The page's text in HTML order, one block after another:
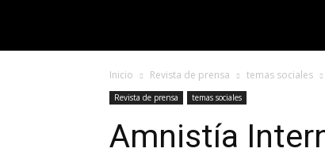
Inicio Revista de prensa temas sociales
Revista de prensa temas sociales
Amnistía